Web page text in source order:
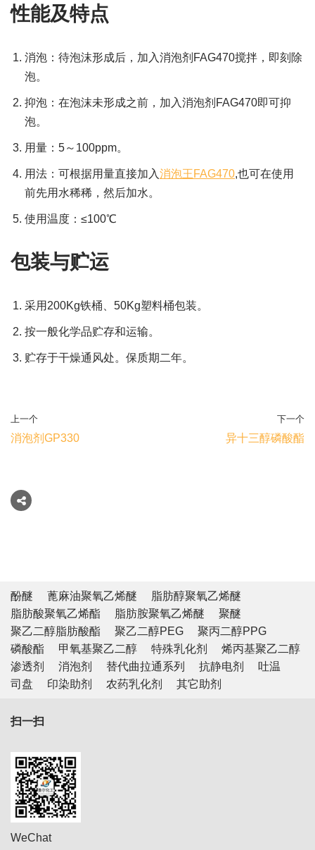
性能及特点
消泡：待泡沫形成后，加入消泡剂FAG470搅拌，即刻除
泡。
抑泡：在泡沫未形成之前，加入消泡剂FAG470即可抑
泡。
用量：5～100ppm。
用法：可根据用量直接加入消泡王FAG470,也可在使用
前先用水稀稀，然后加水。
使用温度：≤100℃
包装与贮运
采用200Kg铁桶、50Kg塑料桶包装。
按一般化学品贮存和运输。
贮存于干燥通风处。保质期二年。
上一个
消泡剂GP330
下一个
异十三醇磷酸酯
酚醚 蓖麻油聚氧乙烯醚
脂肪醇聚氧乙烯醚
脂肪酸聚氧乙烯酯
脂肪胺聚氧乙烯醚
聚醚
聚乙二醇脂肪酸酯
聚乙二醇PEG
聚丙二醇PPG
磷酸酯
甲氧基聚乙二醇 特殊乳化剂
烯丙基聚乙二醇
渗透剂
消泡剂 替代曲拉通系列 抗静电剂
吐温
司盘
印染助剂 农药乳化剂 其它助剂
扫一扫
WeChat